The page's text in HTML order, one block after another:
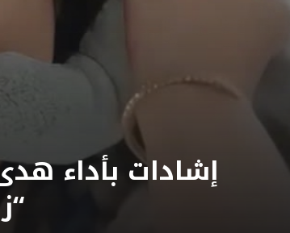
إشادات بأداء